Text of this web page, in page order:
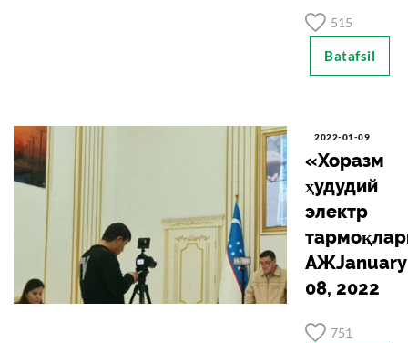
515
Batafsil
2022-01-09
«Хоразм
ҳудудий
электр
АЖJanuary
08, 2022
751